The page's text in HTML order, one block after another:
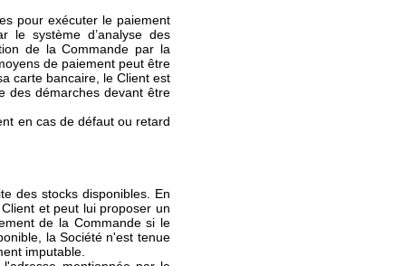
pour exécuter le paiement
le système d’analyse des
de la Commande par la
de paiement peut être
carte bancaire, le Client est
des démarches devant être
en cas de défaut ou retard
des stocks disponibles. En
et peut lui proposer un
de la Commande si le
la Société n'est tenue
imputable.